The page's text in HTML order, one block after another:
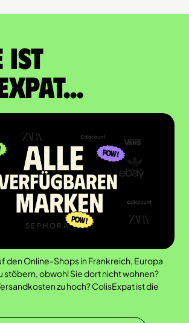
ist
den Online-Shops in Frankreich, Europa
stöbern, obwohl Sie dort nicht wohnen?
zu hoch? ColisExpat ist die